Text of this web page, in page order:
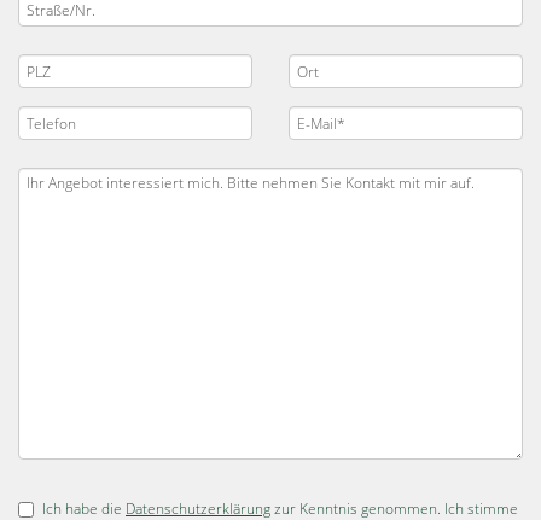
Ich habe die Datenschutzerklärungzur Kenntnis genommen. Ich stimme